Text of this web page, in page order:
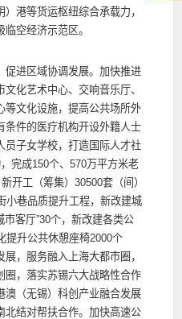
港等货运枢纽综合承载力，
空经济示范区。
进区域协调发展。加快推进
化艺术中心、交响音乐厅、
等文化设施，提高公共场所外
条件的医疗机构开设外籍人士
员子女学校，打造国际人才社
完成150个、570万平方米老
开工（筹集）30500套（间）
小巷品质提升工程，新改建城
市客厅”30个，新改建各类公
提升公共休憩座椅2000个
展，服务融入上海大都市圈，
圈，落实苏锡六大战略性合作
（无锡）科创产业融合发展
北结对帮扶合作。加快高速公